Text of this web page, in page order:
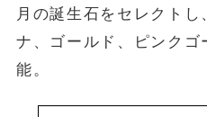
月の誕生石をセレクト
ナ、ゴールド、ピンク
能。